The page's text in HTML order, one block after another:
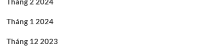
Tháng 1 2024
Tháng 12 2023